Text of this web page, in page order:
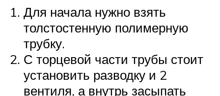
Для начала нужно взять
толстостенную полимерную
трубку.
С торцевой части трубы стоит
установить разводку и 2
вентиля, а внутрь засыпать